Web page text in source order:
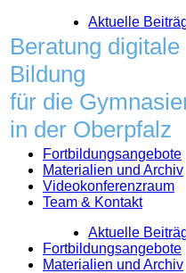
to
content
Beratung digitale
Bildung
für die
in der Oberpfalz
Aktuelle
Fortbildungsangebote
Materialien und Archiv
Videokonferenzraum
Team & Kontakt
Aktuelle
Fortbildungsangebote
Materialien und Archiv